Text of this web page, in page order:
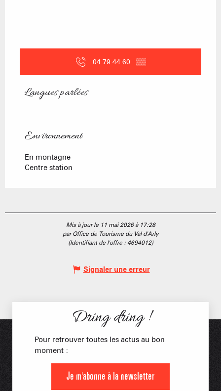
04 79 44 60 ▒▒
Langues parlées
Langues parlées
Environnement
Environnement
En montagne
Centre station
Mis à jour le 11 mai 2026 à 17:28
par Office de Tourisme du Val d'Arly
(Identifiant de l'offre : 4694012)
Signaler une erreur
Dring dring !
Pour retrouver toutes les actus au bon
moment :
Je m'abonne à la newsletter